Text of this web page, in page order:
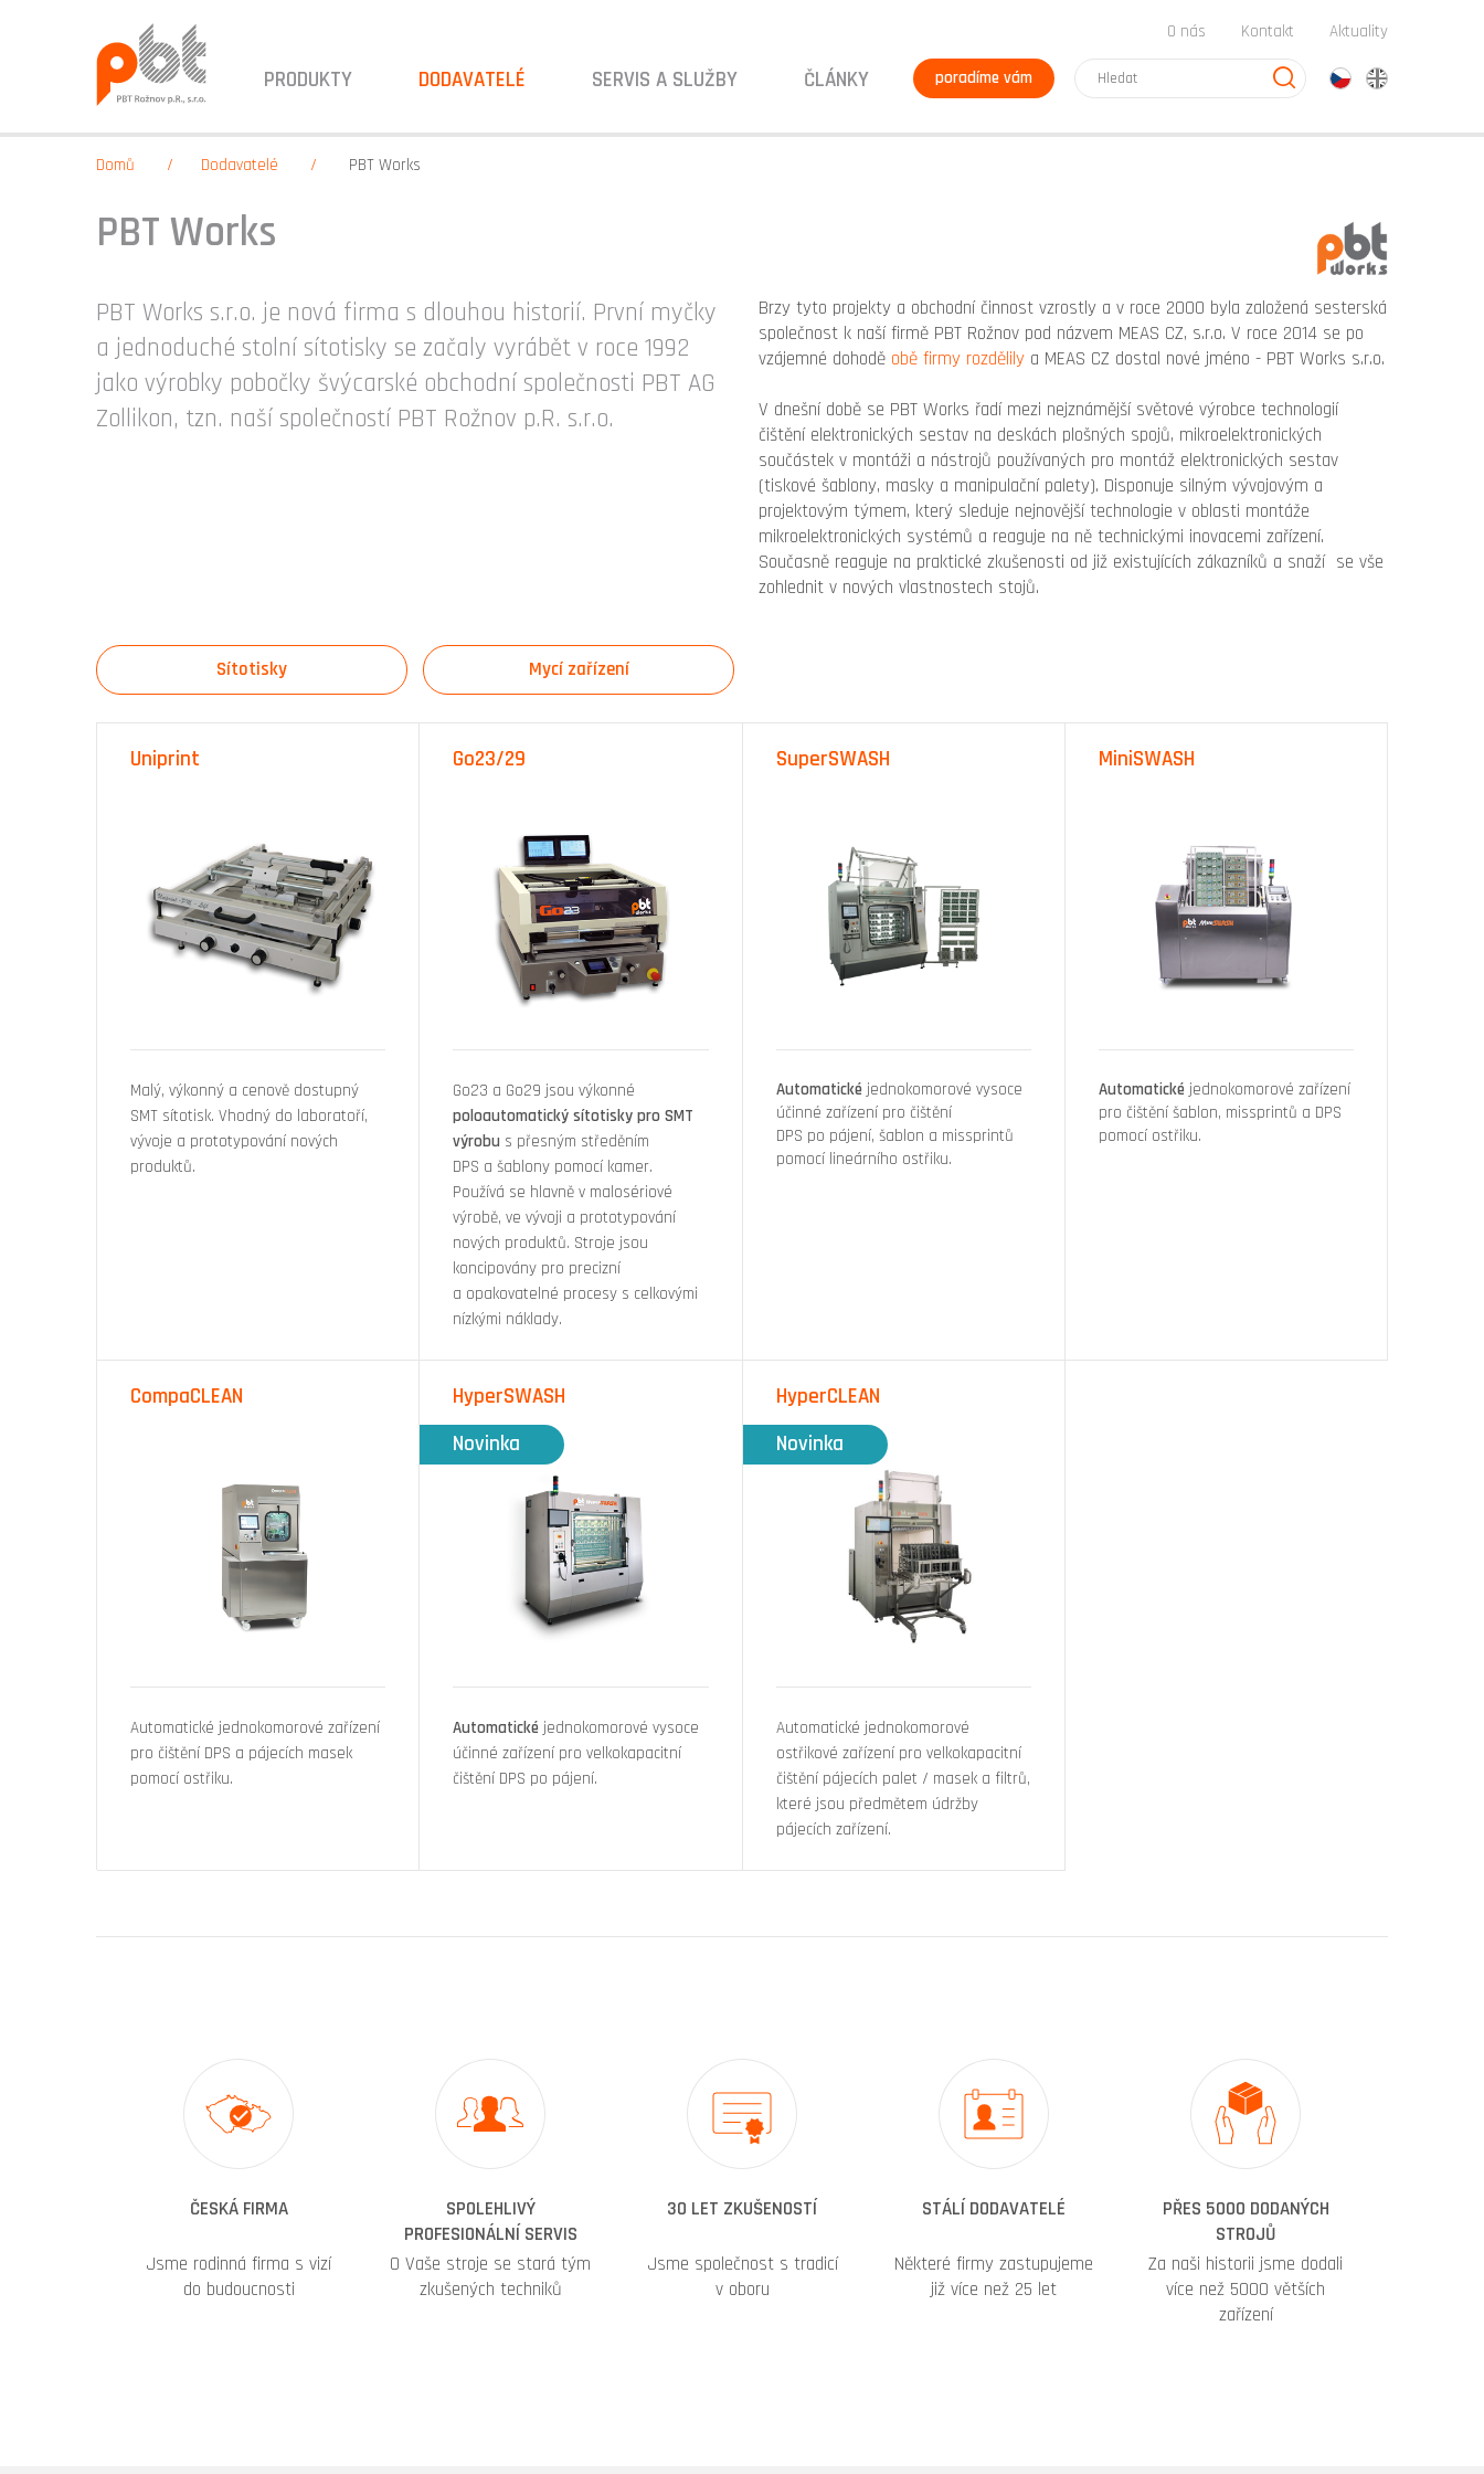
O nás Kontakt Aktuality
PRODUKTY DODAVATELÉ SERVIS A SLUŽBY ČLÁNKY poradíme vám cz
Domů Dodavatelé PBT Works
PBT Works
PBT Works s.r.o. je nová firma s dlouhou historií. První myčky
a jednoduché stolní sítotisky se začaly vyrábět v roce 1992
jako výrobky pobočky švýcarské obchodní společnosti PBT AG
Zollikon, tzn. naší společností PBT Rožnov p.R. s.r.o.
Brzy tyto projekty a obchodní činnost vzrostly a v roce 2000 byla založená sesterská
společnost k naší firmě PBT Rožnov pod názvem MEAS CZ, s.r.o. V roce 2014 se po
vzájemné dohodě obě firmy rozdělily a MEAS CZ dostal nové jméno - PBT Works s.r.o.
V dnešní době se PBT Works řadí mezi nejznámější světové výrobce technologií
čištění elektronických sestav na deskách plošných spojů, mikroelektronických
součástek v montáži a nástrojů používaných pro montáž elektronických sestav
(tiskové šablony, masky a manipulační palety). Disponuje silným vývojovým a
projektovým týmem, který sleduje nejnovější technologie v oblasti montáže
mikroelektronických systémů a reaguje na ně technickými inovacemi zařízení.
Současně reaguje na praktické zkušenosti od již existujících zákazníků a snaží se vše
zohlednit v nových vlastnostech stojů.
Sítotisky Mycí zařízení
Uniprint
Malý, výkonný a cenově dostupný
SMT sítotisk. Vhodný do laboratoří,
vývoje a prototypování nových
produktů.
Go23/29
Go23 a Go29 jsou výkonné
poloautomatický sítotisky pro SMT
výrobu s přesným středěním
DPS a šablony pomocí kamer.
Používá se hlavně v malosériové
výrobě, ve vývoji a prototypování
nových produktů. Stroje jsou
koncipovány pro precizní
a opakovatelné procesy s celkovými
nízkými náklady.
SuperSWASH
Automatické jednokomorové vysoce
účinné zařízení pro čištění
DPS po pájení, šablon a missprintů
pomocí lineárního ostřiku.
MiniSWASH
Automatické jednokomorové zařízení
pro čištění šablon, missprintů a DPS
pomocí ostřiku.
CompaCLEAN
Automatické jednokomorové zařízení
pro čištění DPS a pájecích masek
pomocí ostřiku.
Novinka
HyperSWASH
Automatické jednokomorové vysoce
účinné zařízení pro velkokapacitní
čištění DPS po pájení.
Novinka
HyperCLEAN
Automatické jednokomorové
ostřikové zařízení pro velkokapacitní
čištění pájecích palet / masek a filtrů,
které jsou předmětem údržby
pájecích zařízení.
ČESKÁ FIRMA
Jsme rodinná firma s vizí
do budoucnosti
SPOLEHLIVÝ
PROFESIONÁLNÍ SERVIS
O Vaše stroje se stará tým
zkušených techniků
30 LET ZKUŠENOSTÍ
Jsme společnost s tradicí
v oboru
STÁLÍ DODAVATELÉ
Některé firmy zastupujeme
již více než 25 let
PŘES 5000 DODANÝCH
STROJŮ
Za naši historii jsme dodali
více než 5000 větších
zařízení